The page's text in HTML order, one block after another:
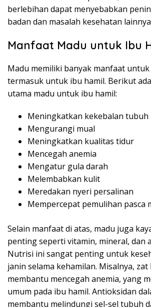
berlebihan dapat menyebabkan
badan dan masalah kesehatan
Manfaat Madu untuk Ibu
Madu memiliki banyak manfaat
termasuk untuk ibu hamil. Berikut
utama madu untuk ibu hamil:
Meningkatkan kekebalan tubuh
Mengurangi mual
Meningkatkan kualitas tidur
Mencegah anemia
Mengatur gula darah
Melembabkan kulit
Meredakan nyeri persalinan
Mempercepat pemulihan pasca
Selain manfaat di atas, madu juga
penting seperti vitamin, mineral, dan
Nutrisi ini sangat penting untuk
janin selama kehamilan. Misalnya, zat
membantu mencegah anemia, yang
umum pada ibu hamil. Antioksidan
membantu melindungi sel-sel tubuh